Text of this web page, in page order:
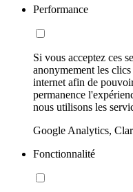
Performance
Si vous acceptez ces
anonymement les
internet afin de
permanence
nous utilisons les
Google Analytics,
Fonctionnalité